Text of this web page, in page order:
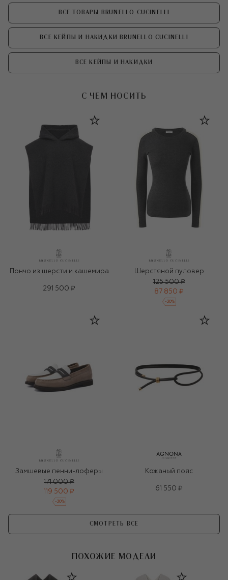
ВСЕ ТОВАРЫ BRUNELLO CUCINELLI
ВСЕ КЕЙПЫ И НАКИДКИ BRUNELLO CUCINELLI
ВСЕ КЕЙПЫ И НАКИДКИ
С ЧЕМ НОСИТЬ
Пончо из шерсти и кашемира
291 500 ₽
Шерстяной пуловер
125 500 ₽
87 850 ₽
-30%
Замшевые пенни-лоферы
171 000 ₽
119 500 ₽
-30%
Кожаный пояс
61 550 ₽
СМОТРЕТЬ ВСЕ
ПОХОЖИЕ МОДЕЛИ